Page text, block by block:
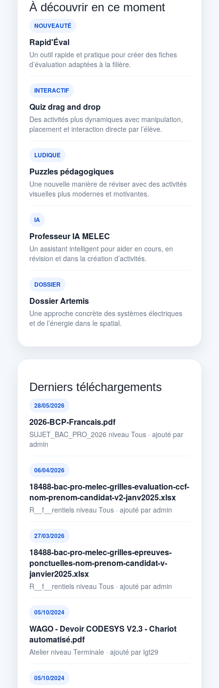
À découvrir en ce moment
NOUVEAUTÉ
Rapid'Éval
Un outil rapide et pratique pour créer des fiches
d’évaluation adaptées à la filière.
INTERACTIF
Quiz drag and drop
Des activités plus dynamiques avec manipulation,
placement et interaction directe par l’élève.
LUDIQUE
Puzzles pédagogiques
Une nouvelle manière de réviser avec des activités
visuelles plus modernes et motivantes.
IA
Professeur IA MELEC
Un assistant intelligent pour aider en cours, en
révision et dans la création d’activités.
DOSSIER
Dossier Artemis
Une approche concrète des systèmes électriques
et de l’énergie dans le spatial.
Derniers téléchargements
28/05/2026
2026-BCP-Francais.pdf
SUJET_BAC_PRO_2026 niveau Tous · ajouté par
admin
06/04/2026
18488-bac-pro-melec-grilles-evaluation-ccf-
nom-prenom-candidat-v2-janv2025.xlsx
R__f__rentiels niveau Tous · ajouté par admin
27/03/2026
18488-bac-pro-melec-grilles-epreuves-
ponctuelles-nom-prenom-candidat-v-
janvier2025.xlsx
R__f__rentiels niveau Tous · ajouté par admin
05/10/2024
WAGO - Devoir CODESYS V2.3 - Chariot
automatisé.pdf
Atelier niveau Terminale · ajouté par lgt29
05/10/2024